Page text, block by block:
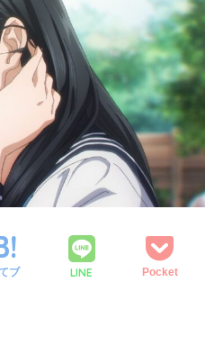
ブ LINE Pocket